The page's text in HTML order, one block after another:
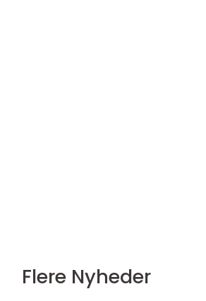
Flere Nyheder